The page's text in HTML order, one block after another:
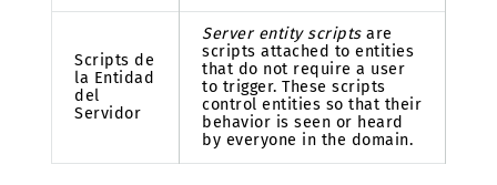
Scripts de
la Entidad
del
Servidor
Server entity scriptsare
scripts attached to entities
that do not require a user
to trigger. These scripts
control entities so that their
behavior is seen or heard
by everyone in the domain.